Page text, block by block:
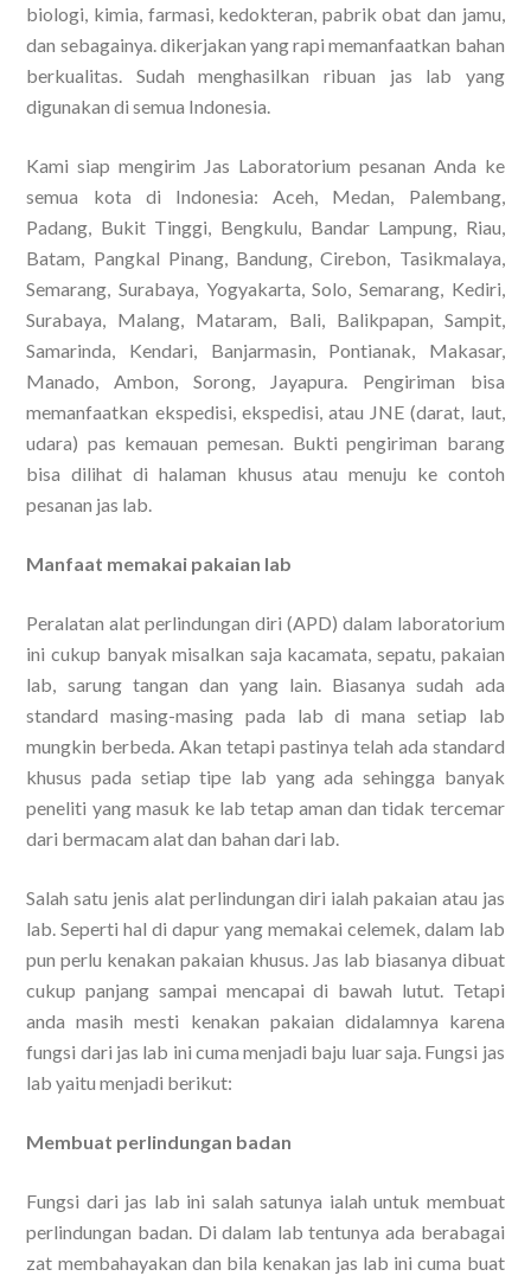
biologi, kimia, farmasi, kedokteran, pabrik obat dan jamu,
dan sebagainya. dikerjakan yang rapi memanfaatkan bahan
berkualitas. Sudah menghasilkan ribuan jas lab yang
digunakan di semua Indonesia.
Kami siap mengirim Jas Laboratorium pesanan Anda ke
semua kota di Indonesia: Aceh, Medan, Palembang,
Padang, Bukit Tinggi, Bengkulu, Bandar Lampung, Riau,
Batam, Pangkal Pinang, Bandung, Cirebon, Tasikmalaya,
Semarang, Surabaya, Yogyakarta, Solo, Semarang, Kediri,
Surabaya, Malang, Mataram, Bali, Balikpapan, Sampit,
Samarinda, Kendari, Banjarmasin, Pontianak, Makasar,
Manado, Ambon, Sorong, Jayapura. Pengiriman bisa
memanfaatkan ekspedisi, ekspedisi, atau JNE (darat, laut,
udara) pas kemauan pemesan. Bukti pengiriman barang
bisa dilihat di halaman khusus atau menuju ke contoh
pesanan jas lab.
Manfaat memakai pakaian lab
Peralatan alat perlindungan diri (APD) dalam laboratorium
ini cukup banyak misalkan saja kacamata, sepatu, pakaian
lab, sarung tangan dan yang lain. Biasanya sudah ada
standard masing-masing pada lab di mana setiap lab
mungkin berbeda. Akan tetapi pastinya telah ada standard
khusus pada setiap tipe lab yang ada sehingga banyak
peneliti yang masuk ke lab tetap aman dan tidak tercemar
dari bermacam alat dan bahan dari lab.
Salah satu jenis alat perlindungan diri ialah pakaian atau jas
lab. Seperti hal di dapur yang memakai celemek, dalam lab
pun perlu kenakan pakaian khusus. Jas lab biasanya dibuat
cukup panjang sampai mencapai di bawah lutut. Tetapi
anda masih mesti kenakan pakaian didalamnya karena
fungsi dari jas lab ini cuma menjadi baju luar saja. Fungsi jas
lab yaitu menjadi berikut:
Membuat perlindungan badan
Fungsi dari jas lab ini salah satunya ialah untuk membuat
perlindungan badan. Di dalam lab tentunya ada berabagai
zat membahayakan dan bila kenakan jas lab ini cuma buat